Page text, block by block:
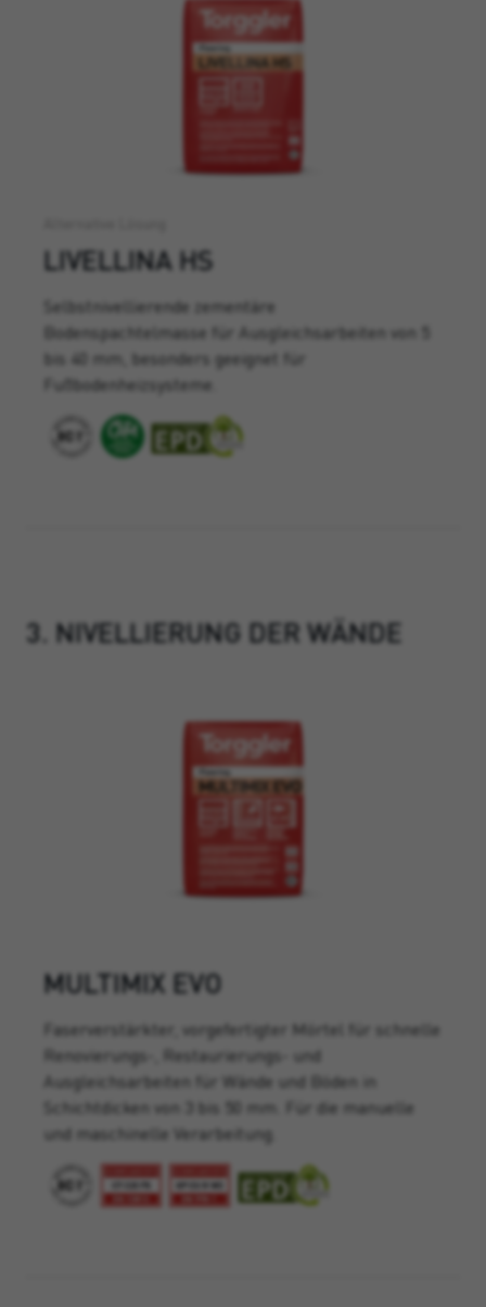
LIVELLINA HS
Selbstnivellierende zementäre
Bodenspachtelmasse für Ausgleichsarbeiten von 5
bis 40 mm, besonders geeignet für
Fußbodenheizsysteme.
3. NIVELLIERUNG DER WÄNDE
MULTIMIX EVO
Faserverstärkter, vorgefertigter Mörtel für schnelle
Renovierungs-, Restaurierungs- und
Ausgleichsarbeiten für Wände und Böden in
Schichtdicken von 3 bis 50 mm. Für die manuelle
und maschinelle Verarbeitung.